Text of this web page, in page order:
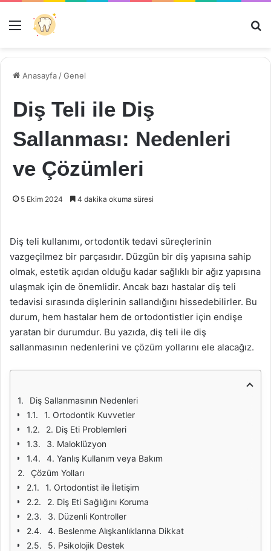
Menü
Anasayfa /Genel
Diş Teli ile Diş
Sallanması: Nedenleri
ve Çözümleri
5 Ekim 2024 4 dakika okuma süresi
Diş teli kullanımı, ortodontik tedavi süreçlerinin
vazgeçilmez bir parçasıdır. Düzgün bir diş yapısına sahip
olmak, estetik açıdan olduğu kadar sağlıklı bir ağız yapısına
ulaşmak için de önemlidir. Ancak bazı hastalar diş teli
tedavisi sırasında dişlerinin sallandığını hissedebilirler. Bu
durum, hem hastalar hem de ortodontistler için endişe
yaratan bir durumdur. Bu yazıda, diş teli ile diş
sallanmasının nedenlerini ve çözüm yollarını ele alacağız.
Diş Sallanmasının Nedenleri
1. Ortodontik Kuvvetler
2. Diş Eti Problemleri
3. Maloklüzyon
4. Yanlış Kullanım veya Bakım
Çözüm Yolları
1. Ortodontist ile İletişim
2. Diş Eti Sağlığını Koruma
3. Düzenli Kontroller
4. Beslenme Alışkanlıklarına Dikkat
5. Psikolojik Destek